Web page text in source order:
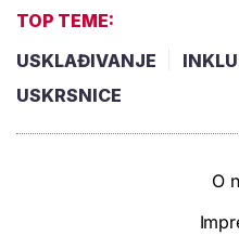
TOP TEME:
USKLAĐIVANJE
USKRSNICE
O